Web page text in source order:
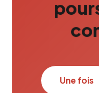
Une fois